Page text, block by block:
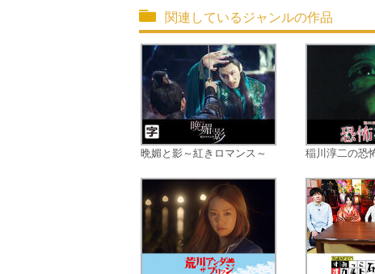
関連しているジャンルの作品
晩媚と影～紅きロマンス～ 稲川淳二の恐